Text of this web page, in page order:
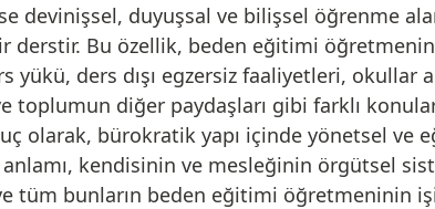
duyuşsal ve bilişsel öğrenme
Bu özellik, beden eğitimi
ders dışı egzersiz faaliyetleri, okullar
toplumun diğer paydaşları gibi farklı
olarak, bürokratik yapı içinde yönetsel ve
kendisinin ve mesleğinin örgütsel
tüm bunların beden eğitimi öğretmeninin